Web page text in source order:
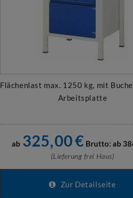
Flächenlast max. 1250 kg, mit
Arbeitsplatte
ab 325,00€ Brutto: ab
(Lieferung frei Haus)
Zur Detailseite